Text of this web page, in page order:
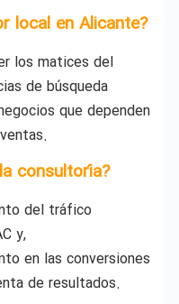
local en Alicante?
los matices del
de búsqueda
que dependen
consultoría?
del tráfico
y,
en las conversiones
de resultados.